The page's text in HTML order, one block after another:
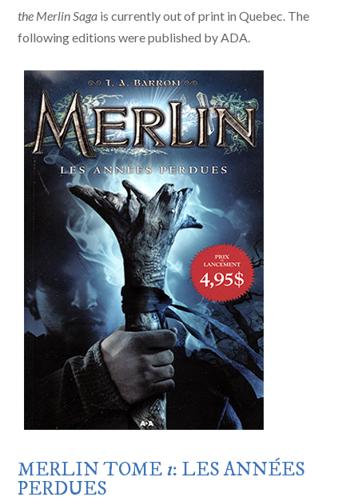
the Merlin Saga is currently out of print in Quebec. The
following editions were published by ADA.
MERLIN TOME 1: LES ANNÉES
PERDUES